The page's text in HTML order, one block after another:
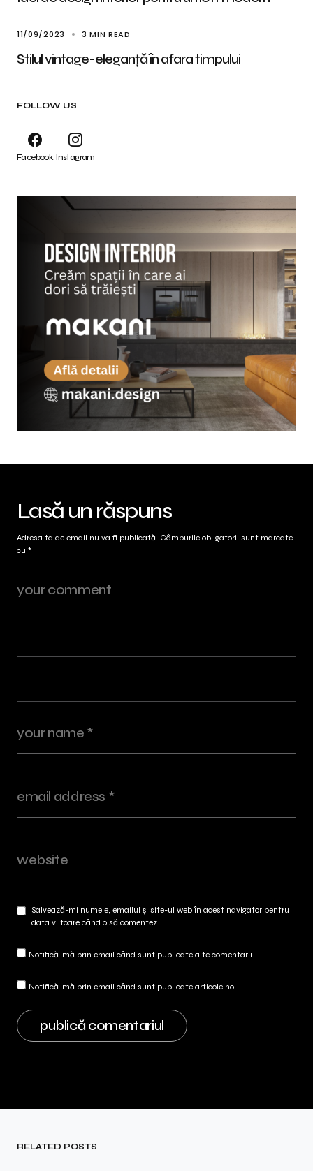
11/09/2023 3 MIN READ
Stilul vintage-eleganță în afara timpului
FOLLOW US
Facebook Instagram
Lasă un răspuns
Adresa ta de email nu va fi publicată. Câmpurile obligatorii sunt marcate
cu *
Salvează-mi numele, emailul și site-ul web în acest navigator pentru
data viitoare când o să comentez.
Notifică-mă prin email când sunt publicate alte comentarii.
Notifică-mă prin email când sunt publicate articole noi.
RELATED POSTS